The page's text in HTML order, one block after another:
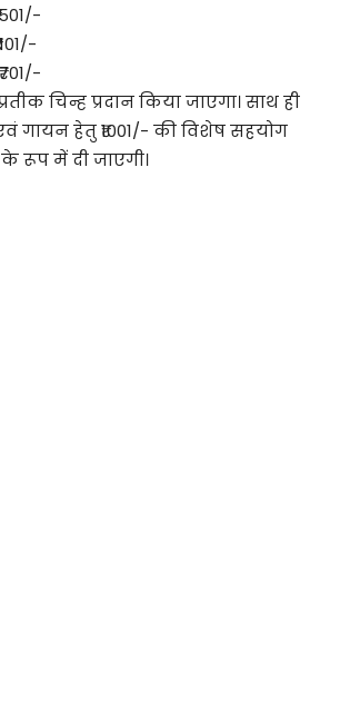
चिन्ह प्रदान किया जाएगा। साथ ही
गायन हेतु ₹1001/- की विशेष सहयोग
के रूप में दी जाएगी।